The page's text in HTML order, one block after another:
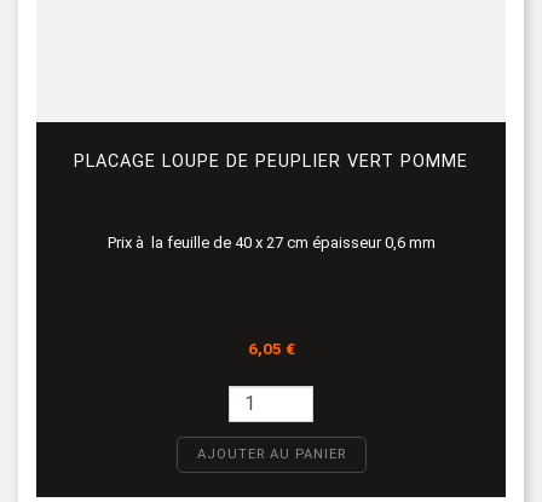
PLACAGE LOUPE DE PEUPLIER VERT POMME
Prix à la feuille de 40 x 27 cm épaisseur 0,6 mm
Prix
6,05 €
AJOUTER AU PANIER